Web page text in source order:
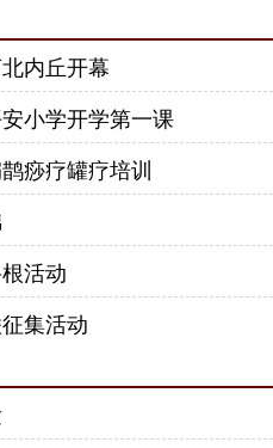
内丘开幕
小学开学第一课
痧疗罐疗培训
活动
集活动